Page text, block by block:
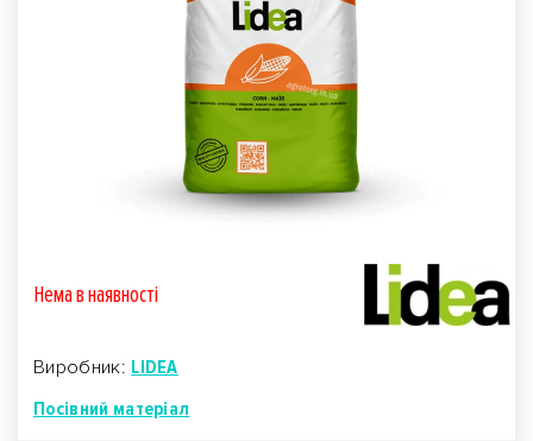
Нема в наявностi
Виробник: LIDEA
Посівний матеріал